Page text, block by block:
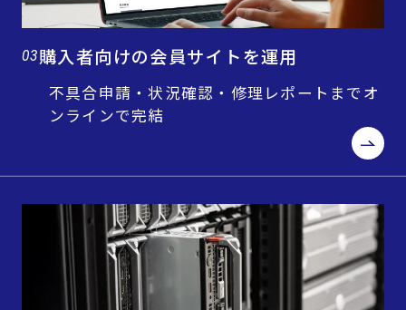
03購入者向けの会員サイトを運用
不具合申請・状況確認・修理レポートまでオ
ンラインで完結